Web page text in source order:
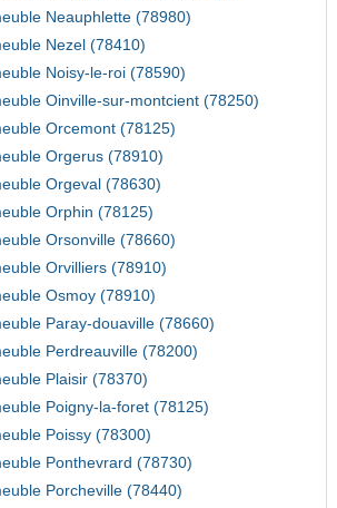
Neauphlette (78980)
Nezel (78410)
Noisy-le-roi (78590)
Oinville-sur-montcient (78250)
Orcemont (78125)
Orgerus (78910)
Orgeval (78630)
Orphin (78125)
Orsonville (78660)
Orvilliers (78910)
Osmoy (78910)
Paray-douaville (78660)
Perdreauville (78200)
Plaisir (78370)
Poigny-la-foret (78125)
Poissy (78300)
Ponthevrard (78730)
Porcheville (78440)